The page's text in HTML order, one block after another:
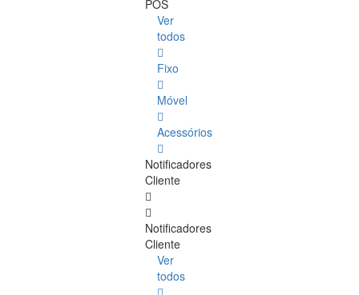
POS
Ver
todos
Fixo
Móvel
Acessórios
Notificadores
Cliente
Notificadores
Cliente
Ver
todos